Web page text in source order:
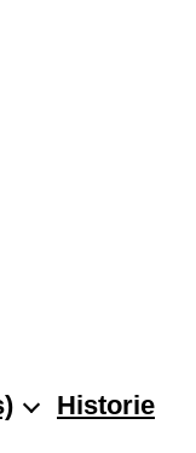
Historie